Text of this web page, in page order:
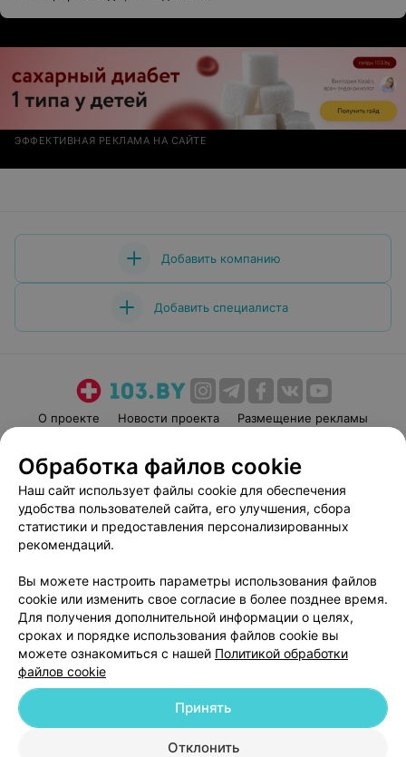
ЭФФЕКТИВНАЯ РЕКЛАМА НА САЙТЕ
Добавить компанию
Добавить специалиста
О проекте Новости проекта
Размещение рекламы
Пользовательское соглашение
Способы оплаты
Вакансии
Партнеры
Написать руководителю 103.by
Обработка персональных данных
© 2026 ООО «Артокс Лаб», УНП 191700409
| 220012, Республика Беларусь,
г. Минск, улица Толбухина, 2, пом. 16 | help@103.by
Обработка файлов cookie
Наш сайт использует файлы cookie для обеспечения
удобства пользователей сайта, его улучшения, сбора
статистики и предоставления персонализированных
рекомендаций.
Вы можете настроить параметры использования файлов
cookie или изменить свое согласие в более позднее время.
Для получения дополнительной информации о целях,
сроках и порядке использования файлов cookie вы
можете ознакомиться с нашей Политикой обработки
файлов cookie
Отклонить
Принять